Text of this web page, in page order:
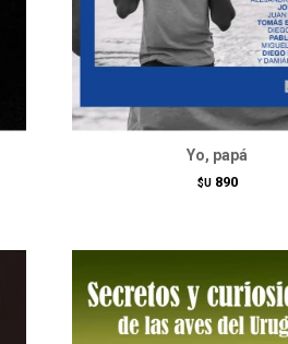
Yo, papá
$U 890